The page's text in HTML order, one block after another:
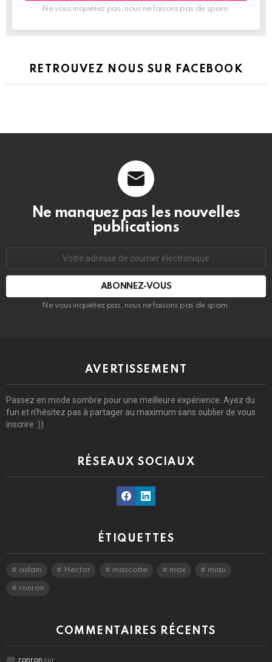
Ne vous inquiétez pas, nous ne faisons pas de spam.
RETROUVEZ NOUS SUR FACEBOOK
Ne manquez pas les nouvelles
publications
courrier
Ne vous inquiétez pas, nous ne faisons pas de spam.
AVERTISSEMENT
Passez en mode sombre pour une meilleure expérience. Ayez du
fun et n’hésitez pas à partager au maximum sans oublier de vous
inscrire :))
RÉSEAUX SOCIAUX
FacebookLinkedin
ÉTIQUETTES
adam Hector mascotte max miau
ronron
COMMENTAIRES RÉCENTS
ronron sur